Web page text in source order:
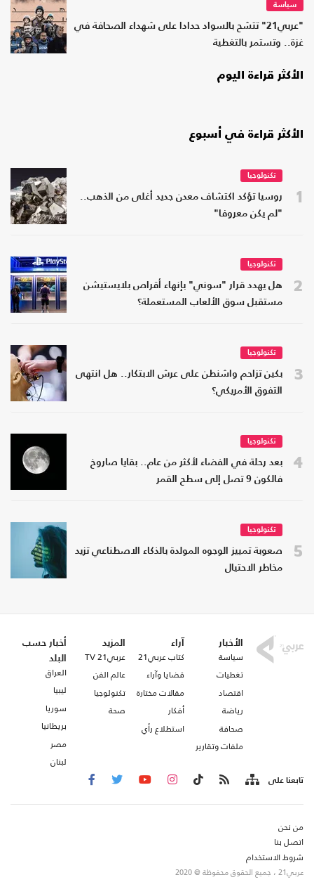
سياسة
"عربي21" تتشح بالسواد حدادا على شهداء الصحافة في
غزة.. وتستمر بالتغطية
الأكثر قراءة اليوم
الأكثر قراءة في أسبوع
1
تكنولوجيا
روسيا تؤكد اكتشاف معدن جديد أغلى من الذهب..
"لم يكن معروفا"
2
تكنولوجيا
هل يهدد قرار "سوني" بإنهاء أقراص بلايستيشن
مستقبل سوق الألعاب المستعملة؟
3
تكنولوجيا
بكين تزاحم واشنطن على عرش الابتكار.. هل انتهى
التفوق الأمريكي؟
4
تكنولوجيا
بعد رحلة في الفضاء لأكثر من عام.. بقايا صاروخ
فالكون 9 تصل إلى سطح القمر
5
تكنولوجيا
صعوبة تمييز الوجوه المولدة بالذكاء الاصطناعي تزيد
مخاطر الاحتيال
الأخبار
سياسة
تغطيات
اقتصاد
رياضة
صحافة
ملفات وتقارير
آراء
كتاب عربي21
قضايا وآراء
مقالات مختارة
أفكار
استطلاع رأي
المزيد
عربي21 TV
عالم الفن
تكنولوجيا
صحة
أخبار حسب
البلد
العراق
ليبيا
سوريا
بريطانيا
مصر
لبنان
تابعنا على
من نحن
اتصل بنا
شروط الاستخدام
عربي21 ، جميع الحقوق محفوظة @ 2020